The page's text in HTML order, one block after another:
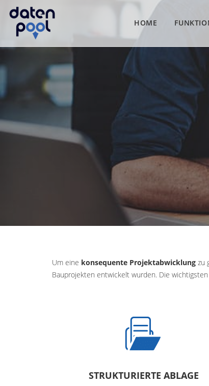
HOME
Um eine konsequente Projektabwicklung zu
Bauprojekten entwickelt wurden. Die
STRUKTURIERTE ABLAGE